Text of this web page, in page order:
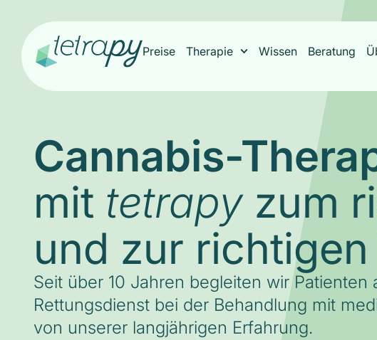
Preise Therapie Wissen Beratung
Cannabis-
mit tetrapyzum
und zur
Seit über 10 Jahren begleiten wir
Rettungsdienst bei der Behandlung mit
von unserer langjährigen Erfahrung.